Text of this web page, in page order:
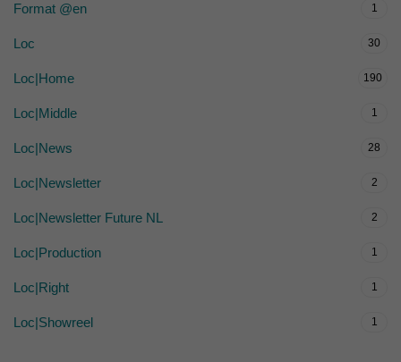
Format @en 1
Loc 30
Loc|Home 190
Loc|Middle 1
Loc|News 28
Loc|Newsletter 2
Loc|Newsletter Future NL 2
Loc|Production 1
Loc|Right 1
Loc|Showreel 1